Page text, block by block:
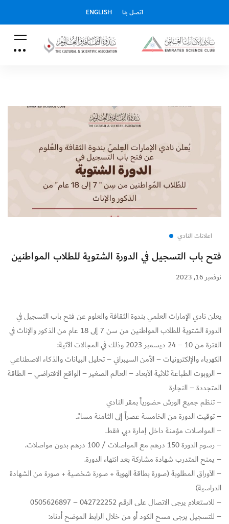
اتصل بنا ENGLISH
اعلانات النادي
فتح باب التسجيل في الدورة الشتوية للطلاب المواطنين
نوفمبر 16, 2023
يعلن نادي الإمارات العلمي بندوة الثقافة والعلوم عن فتح باب التسجيل في
الدورة الشتوية للطلاب المواطنين من سن 7 إلى 18 عام من الذكور والإناث في
الفترة من 10 – 24 ديسمبر 2023 وذلك في المجالات الآتية:
الكهرباء والإلكترونيات – الأمن السيبراني – تحليل البيانات والذكاء الاصطناعي
– الروبوت الطباعة ثلاثية الأبعاد – العالم الصغير – الواقع الافتراضي – الطاقة
المتجددة – النجارة
– تنظم جميع الورش حضورياً بمقر النادي
– توقيت الدورة من الخامسة عصراً إلى الثامنة مساءً.
– المواصلات مؤمنة داخل إمارة دبي فقط.
– رسوم الدورة 150 درهم مع المواصلات / 100 درهم بدون مواصلات.
– يمنح المتدرب شهادة مشاركة بعد انتهاء الدورة.
– الأوراق المطلوبة (صورة بطاقة الهوية + صورة شخصية + صورة من الشهادة
الدراسية)
– للاستعلام يرجى الاتصال على الرقم 042722252 – 0505626897
– للتسجيل يرجى مسح الكود أو من خلال الرابط الموضح أدناه: